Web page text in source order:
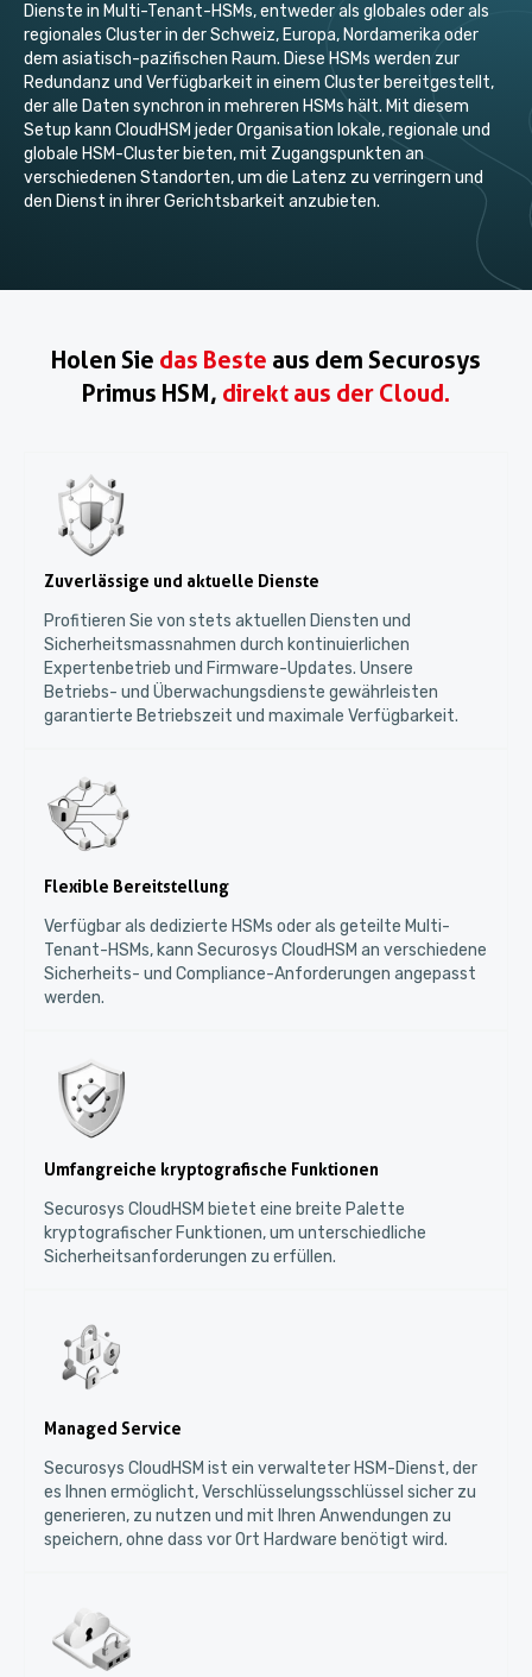
Dienste in Multi-Tenant-HSMs, entweder als globales oder als
regionales Cluster in der Schweiz, Europa, Nordamerika oder
dem asiatisch-pazifischen Raum. Diese HSMs werden zur
Redundanz und Verfügbarkeit in einem Cluster bereitgestellt,
der alle Daten synchron in mehreren HSMs hält. Mit diesem
Setup kann CloudHSM jeder Organisation lokale, regionale und
globale HSM-Cluster bieten, mit Zugangspunkten an
verschiedenen Standorten, um die Latenz zu verringern und
den Dienst in ihrer Gerichtsbarkeit anzubieten.
Holen Sie das Beste aus dem Securosys
Primus HSM, direkt aus der Cloud.
Zuverlässige und aktuelle Dienste
Profitieren Sie von stets aktuellen Diensten und
Sicherheitsmassnahmen durch kontinuierlichen
Expertenbetrieb und Firmware-Updates. Unsere
Betriebs- und Überwachungsdienste gewährleisten
garantierte Betriebszeit und maximale Verfügbarkeit.
Flexible Bereitstellung
Verfügbar als dedizierte HSMs oder als geteilte Multi-
Tenant-HSMs, kann Securosys CloudHSM an verschiedene
Sicherheits- und Compliance-Anforderungen angepasst
werden.
Umfangreiche kryptografische Funktionen
Securosys CloudHSM bietet eine breite Palette
kryptografischer Funktionen, um unterschiedliche
Sicherheitsanforderungen zu erfüllen.
Managed Service
Securosys CloudHSM ist ein verwalteter HSM-Dienst, der
es Ihnen ermöglicht, Verschlüsselungsschlüssel sicher zu
generieren, zu nutzen und mit Ihren Anwendungen zu
speichern, ohne dass vor Ort Hardware benötigt wird.